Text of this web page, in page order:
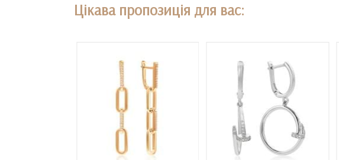
Цікава пропозиція для вас: